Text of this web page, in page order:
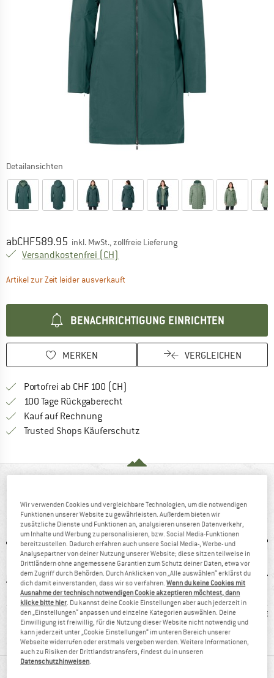
Detailansichten
Preis:
abCHF589.95 inkl. MwSt., zollfreie Lieferung
Versandkostenfrei (CH)
Artikel zur Zeit leider ausverkauft
BENACHRICHTIGUNG EINRICHTEN
MERKEN VERGLEICHEN
Portofrei ab CHF 100 (CH)
100 Tage Rückgaberecht
Kauf auf RechnungFinde die Zahlungs-Infos hier! Öffnet
Trusted Shops Käuferschutz
Wintermantel für Alltag und Freizeit
Kunden sagen:
guter Schnitt
winddicht
MATERIALINFOS & FEATURES
Wir verwenden Cookies und vergleichbare Technologien, um die notwendigen
Funktionen unserer Website zu gewährleisten. Außerdem bieten wir
zusätzliche Dienste und Funktionen an, analysieren unseren Datenverkehr,
um Inhalte und Werbung zu personalisieren, bzw. Social Media-Funktionen
bereitzustellen. Dadurch erfahren auch unsere Social Media-, Werbe- und
Analysepartner von deiner Nutzung unserer Website; diese sitzen teilweise in
Drittländern ohne angemessene Garantien zum Schutz deiner Daten, etwa vor
dem Zugriff durch Behörden. Durch Anklicken von „Alle auswählen“ erklärst du
dich damit einverstanden, dass wir so verfahren.Wenn du keine Cookies mit
Ausnahme der technisch notwendigen Cookie akzeptieren möchtest, dann
klicke bitte hier. Du kannst deine Cookie Einstellungen aber auch jederzeit in
den „Einstellungen“ anpassen und einzelne Kategorien auswählen. Deine
Einwilligung ist freiwillig, für die Nutzung dieser Website nicht notwendig und
kann jederzeit unter „Cookie Einstellungen“ im unteren Bereich unserer
Webseite widerrufen oder erstmals vergeben werden. Weitere Informationen,
auch zu Risiken der Drittlandstransfers, findest du in unseren
Datenschutzhinweisen.